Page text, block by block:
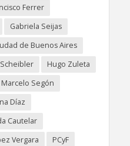
Ferrer
Gabriela Seijas
de Buenos Aires
Hugo Zuleta
Marcelo Segón
Díaz
Cautelar
Vergara
PCyF